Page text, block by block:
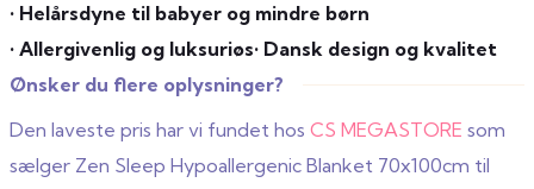
• Helårsdyne til babyer og mindre børn
• Allergivenlig og luksuriøs• Dansk design og kvalitet
Ønsker du flere oplysninger?
Den laveste pris har vi fundet hos CS MEGASTORE som
sælger Zen Sleep Hypoallergenic Blanket 70x100cm til